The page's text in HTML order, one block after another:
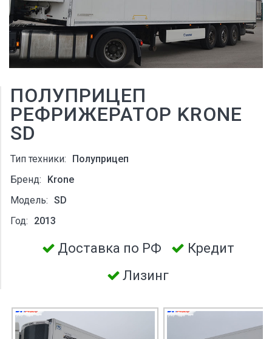
ПОЛУПРИЦЕП
РЕФРИЖЕРАТОР KRONE
SD
Тип техники:
Полуприцеп
Бренд:
Krone
Модель: SD
Год:
2013
Доставка по РФ
Кредит
Лизинг